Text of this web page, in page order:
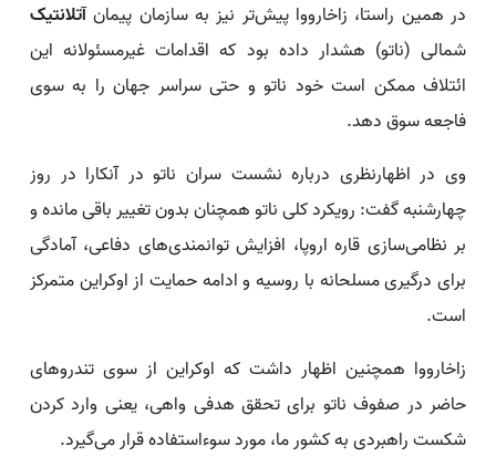
در همین راستا، زاخارووا پیش‌تر نیز به سازمان پیمانآتلانتیک
شمالی (ناتو) هشدار داده بود که اقدامات غیرمسئولانه این
ائتلاف ممکن است خود ناتو و حتی سراسر جهان را به سوی
فاجعه سوق دهد.
وی در اظهارنظری درباره نشست سران ناتو در آنکارا در روز
چهارشنبه گفت: رویکرد کلی ناتو همچنان بدون تغییر باقی مانده و
بر نظامی‌سازی قاره اروپا، افزایش توانمندی‌های دفاعی، آمادگی
برای درگیری مسلحانه با روسیه و ادامه حمایت از اوکراین متمرکز
است.
زاخارووا همچنین اظهار داشت که اوکراین از سوی تندروهای
حاضر در صفوف ناتو برای تحقق هدفی واهی، یعنی وارد کردن
شکست راهبردی به کشور ما، مورد سوءاستفاده قرار می‌گیرد.